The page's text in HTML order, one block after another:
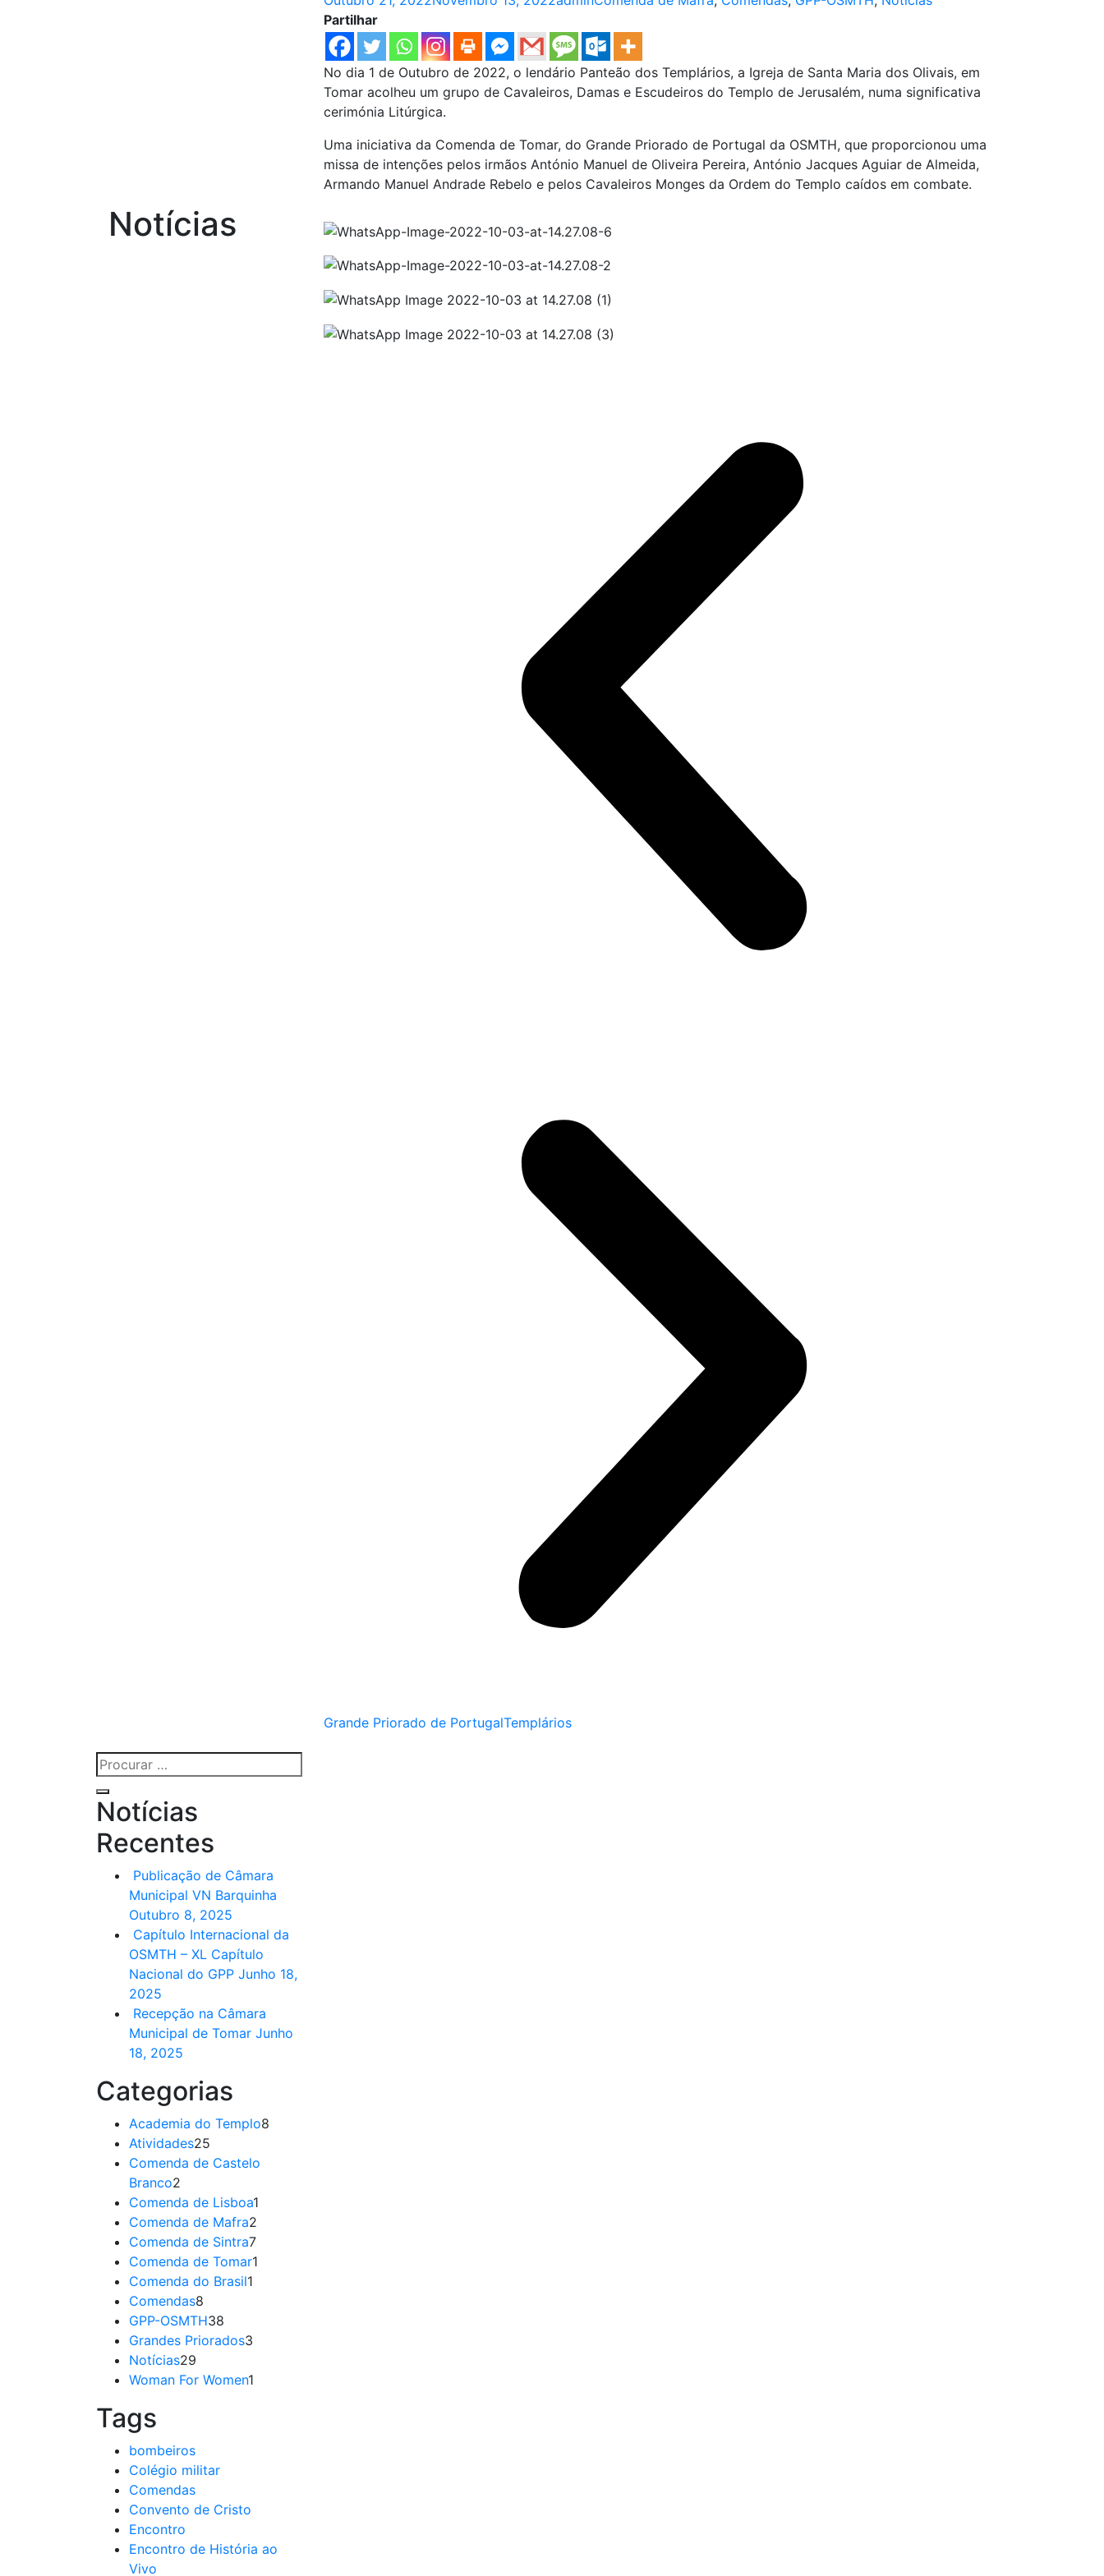
Notícias
Partilhar
No dia 1 de Outubro de 2022, o lendário Panteão dos Templários, a Igreja de Santa Maria dos Olivais, em
Tomar acolheu um grupo de Cavaleiros, Damas e Escudeiros do Templo de Jerusalém, numa significativa
cerimónia Litúrgica.
Uma iniciativa da Comenda de Tomar, do Grande Priorado de Portugal da OSMTH, que proporcionou uma
missa de intenções pelos irmãos António Manuel de Oliveira Pereira, António Jacques Aguiar de Almeida,
Armando Manuel Andrade Rebelo e pelos Cavaleiros Monges da Ordem do Templo caídos em combate.
Grande Priorado de PortugalTemplários
Procurar
por:
Procurar
Notícias
Recentes
Publicação de Câmara
Municipal VN Barquinha
Outubro 8, 2025
Capítulo Internacional da
OSMTH – XL Capítulo
Nacional do GPP Junho 18,
2025
Recepção na Câmara
Municipal de Tomar Junho
18, 2025
Categorias
Academia do Templo8
Atividades25
Comenda de Castelo
Branco2
Comenda de Lisboa1
Comenda de Mafra2
Comenda de Sintra7
Comenda de Tomar1
Comenda do Brasil1
Comendas8
GPP-OSMTH38
Grandes Priorados3
Notícias29
Woman For Women1
Tags
bombeiros
Colégio militar
Comendas
Convento de Cristo
Encontro
Encontro de História ao
Vivo